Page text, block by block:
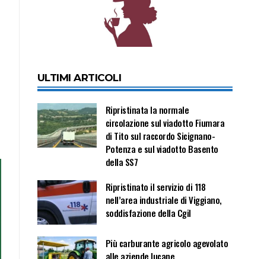
ULTIMI ARTICOLI
Ripristinata la normale
circolazione sul viadotto Fiumara
di Tito sul raccordo Sicignano-
Potenza e sul viadotto Basento
della SS7
Ripristinato il servizio di 118
nell’area industriale di Viggiano,
soddisfazione della Cgil
Più carburante agricolo agevolato
alle aziende lucane